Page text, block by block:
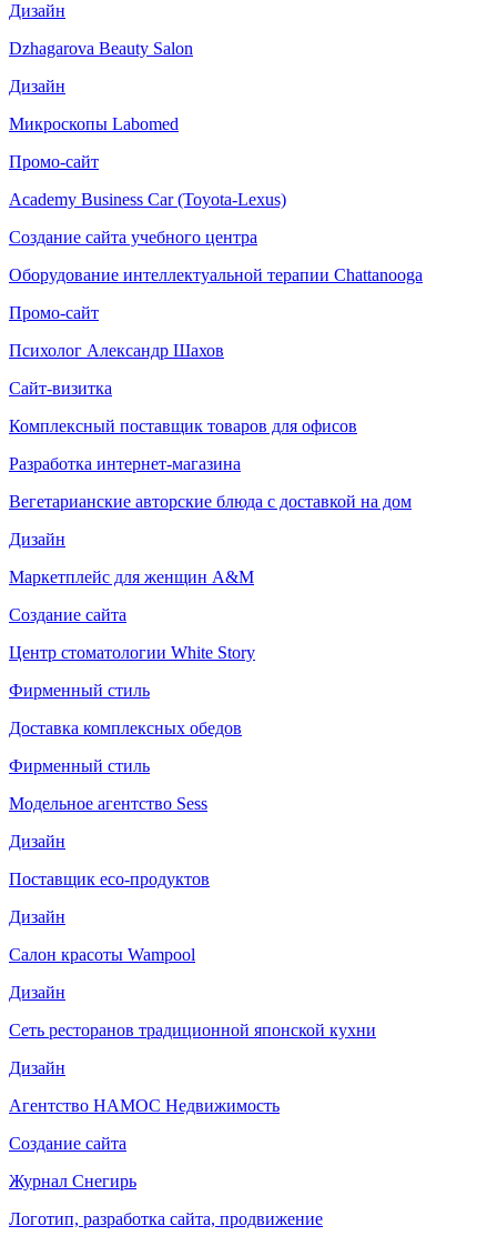
Дизайн
Dzhagarova Beauty Salon
Дизайн
Микроскопы Labomed
Промо-сайт
Academy Business Car (Toyota-Lexus)
Создание сайта учебного центра
Оборудование интеллектуальной терапии Chattanooga
Промо-сайт
Психолог Александр Шахов
Сайт-визитка
Комплексный поставщик товаров для офисов
Разработка интернет-магазина
Вегетарианские авторские блюда с доставкой на дом
Дизайн
Маркетплейс для женщин A&M
Создание сайта
Центр стоматологии White Story
Фирменный стиль
Доставка комплексных обедов
Фирменный стиль
Модельное агентство Sess
Дизайн
Поставщик eco-продуктов
Дизайн
Салон красоты Wampool
Дизайн
Сеть ресторанов традиционной японской кухни
Дизайн
Агентство НАМОС Недвижимость
Создание сайта
Журнал Снегирь
Логотип, разработка сайта, продвижение